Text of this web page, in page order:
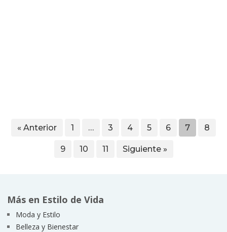
« Anterior 1 … 3 4 5 6 7 8
9 10 11 Siguiente »
Más en Estilo de Vida
Moda y Estilo
Belleza y Bienestar